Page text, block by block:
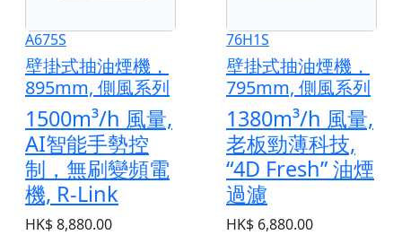
A675S
壁掛式抽油煙機，
895mm, 側風系列
1500m³/h 風量,
AI智能手勢控
制，無刷變頻電
機, R-Link
HK$ 8,880.00
76H1S
壁掛式抽油煙機，
795mm, 側風系列
1380m³/h 風量,
老板勁薄科技,
“4D Fresh” 油煙
過濾
HK$ 6,880.00